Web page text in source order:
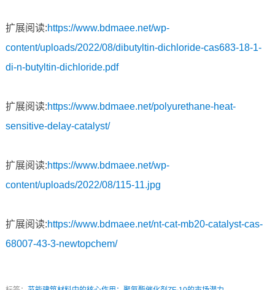
扩展阅读:https://www.bdmaee.net/wp-
content/uploads/2022/08/dibutyltin-dichloride-cas683-18-1-
di-n-butyltin-dichloride.pdf
扩展阅读:https://www.bdmaee.net/polyurethane-heat-
sensitive-delay-catalyst/
扩展阅读:https://www.bdmaee.net/wp-
content/uploads/2022/08/115-11.jpg
扩展阅读:https://www.bdmaee.net/nt-cat-mb20-catalyst-cas-
68007-43-3-newtopchem/